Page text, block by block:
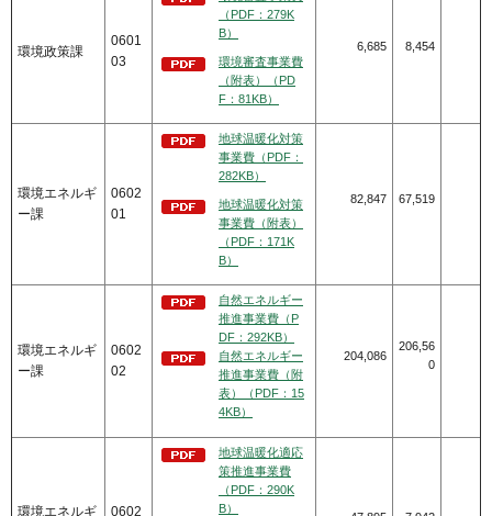
環境政策課
0601
03
（PDF：279K
B）
環境審査事業費
（附表）（PD
F：81KB）
6,685 8,454
環境エネルギ
ー課
0602
01
地球温暖化対策
事業費（PDF：
282KB）
地球温暖化対策
事業費（附表）
（PDF：171K
B）
82,847 67,519
環境エネルギ
ー課
0602
02
自然エネルギー
推進事業費（P
DF：292KB）
自然エネルギー
推進事業費（附
表）（PDF：15
4KB）
204,086
206,56
0
環境エネルギ
0602
地球温暖化適応
策推進事業費
（PDF：290K
B）